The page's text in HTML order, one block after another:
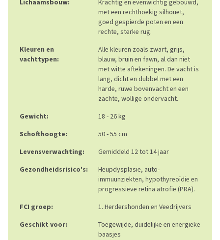
Lichaamsbouw:
Krachtig en evenwichtig gebouwd,
met een rechthoekig silhouet,
goed gespierde poten en een
rechte, sterke rug.
Kleuren en
vachttypen:
Alle kleuren zoals zwart, grijs,
blauw, bruin en fawn, al dan niet
met witte aftekeningen. De vacht is
lang, dicht en dubbel met een
harde, ruwe bovenvacht en een
zachte, wollige ondervacht.
Gewicht:
18 - 26 kg
Schofthoogte:
50 - 55 cm
Levensverwachting:
Gemiddeld 12 tot 14 jaar
Gezondheidsrisico's:
Heupdysplasie, auto-
immuunziekten, hypothyreoïdie en
progressieve retina atrofie (PRA).
FCI groep:
1. Herdershonden en Veedrijvers
Geschikt voor:
Toegewijde, duidelijke en energieke
baasjes